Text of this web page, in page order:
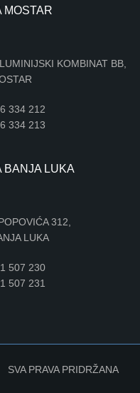
MOSTAR
KOMBINAT BB,
334 212
334 213
BANJA LUKA
312,
LUKA
507 230
507 231
PRAVA PRIDRŽANA